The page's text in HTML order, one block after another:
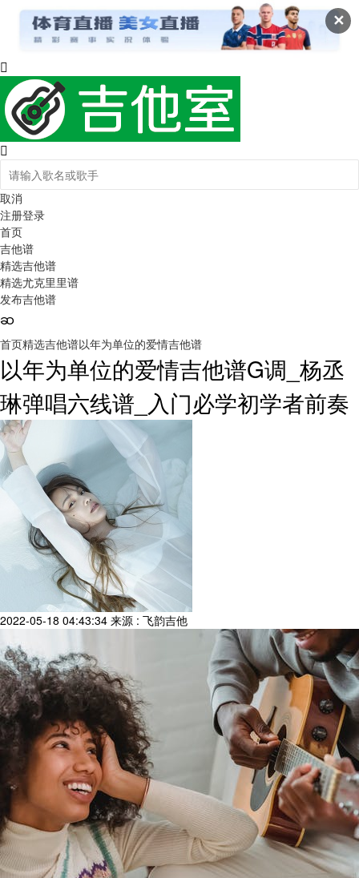
✕
取消
注册登录
首页
吉他谱
精选吉他谱
精选尤克里里谱
发布吉他谱
首页精选吉他谱以年为单位的爱情吉他谱
以年为单位的爱情吉他谱G调_杨丞
琳弹唱六线谱_入门必学初学者前奏
2022-05-18 04:43:34 来源 : 飞韵吉他